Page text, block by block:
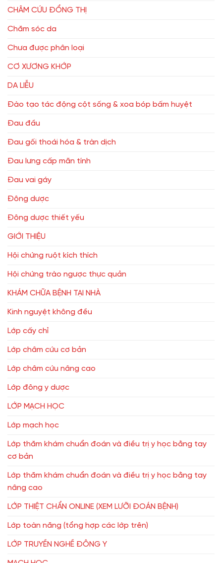
CHÂM CỨU ĐỔNG THỊ
Chăm sóc da
Chưa được phân loại
CƠ XƯƠNG KHỚP
DA LIỄU
Đào tạo tác động cột sống & xoa bóp bấm huyệt
Đau đầu
Đau gối thoái hóa & tràn dịch
Đau lưng cấp mãn tính
Đau vai gáy
Đông dược
Đông dược thiết yếu
GIỚI THIỆU
Hội chứng ruột kích thích
Hội chứng trào ngược thực quản
KHÁM CHỮA BỆNH TẠI NHÀ
Kinh nguyệt không đều
Lớp cấy chỉ
Lớp châm cứu cơ bản
Lớp châm cứu nâng cao
Lớp đông y dược
LỚP MẠCH HỌC
Lớp mạch học
Lớp thăm khám chuẩn đoán và điều trị y học bằng tay
cơ bản
Lớp thăm khám chuẩn đoán và điều trị y học bằng tay
nâng cao
LỚP THIỆT CHẨN ONLINE (XEM LƯỠI ĐOÁN BỆNH)
Lớp toàn năng (tổng hợp các lớp trên)
LỚP TRUYỀN NGHỀ ĐÔNG Y